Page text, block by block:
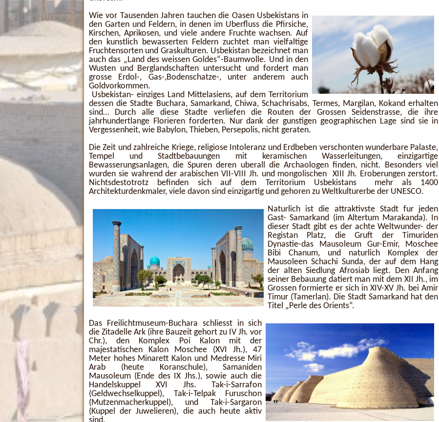
Wie vor Tausenden Jahren tauchen die Oasen Usbekistans in
den Garten und Feldern, in denen im Uberfluss die Pfirsiche,
Kirschen, Aprikosen, und viele andere Fruchte wachsen. Auf
den kunstlich bewasserten Feldern zuchtet man vielfaltige
Fruchtensorten und Graskulturen. Usbekistan bezeichnet man
auch das „Land des weissen Goldes“-Baumwolle. Und in den
Wusten und Berglandschaften untersucht und fordert man
grosse Erdol-, Gas-,Bodenschatze-, unter anderem auch
Goldvorkommen.
Usbekistan- einziges Land Mittelasiens, auf dem Territorium
dessen die Stadte Buchara, Samarkand, Chiwa, Schachrisabs, Termes, Margilan, Kokand erhalten
sind… Durch alle diese Stadte verliefen die Routen der Grossen Seidenstrasse, die ihre
jahrhundertlange Florieren forderten. Nur dank der gunstigen geographischen Lage sind sie in
Vergessenheit, wie Babylon, Thieben, Persepolis, nicht geraten.
Die Zeit und zahlreiche Kriege, religiose Intoleranz und Erdbeben verschonten wunderbare Palaste,
Tempel und Stadtbebauungen mit keramischen Wasserleitungen, einzigartige
Bewasserungsanlagen, die Spuren deren uberall die Archaologen finden, nicht. Besonders viel
wurden sie wahrend der arabischen VII-VIII Jh. und mongolischen XIII Jh. Eroberungen zerstort.
Nichtsdestotrotz befinden sich auf dem Territorium Usbekistans mehr als 1400
Architekturdenkmaler, viele davon sind einzigartig und gehoren zu Weltkulturerbe der UNESCO.
Naturlich ist die attraktivste Stadt fur jeden
Gast- Samarkand (im Altertum Marakanda). In
dieser Stadt gibt es der achte Weltwunder- der
Registan Platz, die Gruft der Timuriden
Dynastie-das Mausoleum Gur-Emir, Moschee
Bibi Chanum, und naturlich Komplex der
Mausoleen Schachi Sunda, der auf dem Hang
der alten Siedlung Afrosiab liegt. Den Anfang
seiner Bebauung datiert man mit dem XII Jh., im
Grossen formierte er sich in XIV-XV Jh. bei Amir
Timur (Tamerlan). Die Stadt Samarkand hat den
Titel „Perle des Orients“.
Das Freilichtmuseum-Buchara schliesst in sich
die Zitadelle Ark (ihre Bauzeit gehort zu IV Jh. vor
Chr.), den Komplex Poi Kalon mit der
majestatischen Kalon Moschee (XVI Jh.), 47
Meter hohes Minarett Kalon und Medresse Miri
Arab (heute Koranschule), Samaniden
Mausoleum (Ende des IX Jhs.), sowie auch die
Handelskuppel XVI Jhs. Tak-i-Sarrafon
(Geldwechselkuppel), Tak-i-Telpak Furuschon
(Mutzenmacherkuppel), und Tak-i-Sargaron
(Kuppel der Juwelieren), die auch heute aktiv